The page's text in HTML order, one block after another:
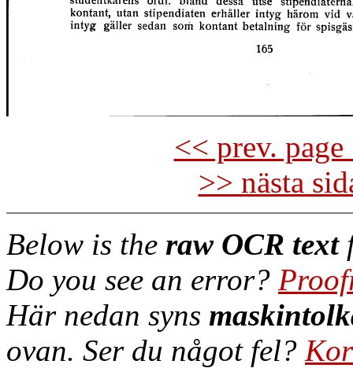
<< prev.
>> nästa
Below is the raw OCR text
Do you see an error?
Här nedan syns
ovan. Ser du något fel?